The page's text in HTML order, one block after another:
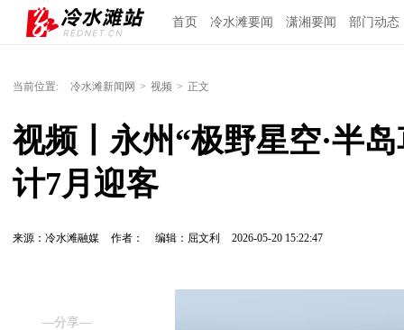
首页 冷水滩要闻 潇湘要闻 部门动态
当前位置: 冷水滩新闻网 > 视频 > 正文
视频丨永州“极野星空·半
计7月迎客
来源：冷水滩融媒 作者： 编辑：屈文利 2026-05-20 15:22:47
—分享—